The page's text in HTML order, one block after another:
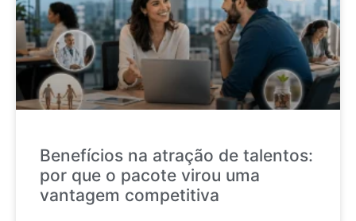
Benefícios na atração de talentos:
por que o pacote virou uma
vantagem competitiva